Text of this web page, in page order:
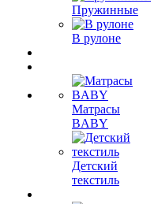
Пружинные
В рулоне
Матрасы
BABY
Детский
текстиль